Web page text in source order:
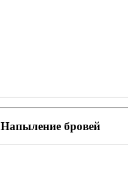
Напыление бровей